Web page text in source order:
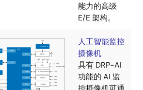
能力的高级
E/E 架构。
人工智能监控
摄像机
具有 DRP-AI
功能的 AI 监